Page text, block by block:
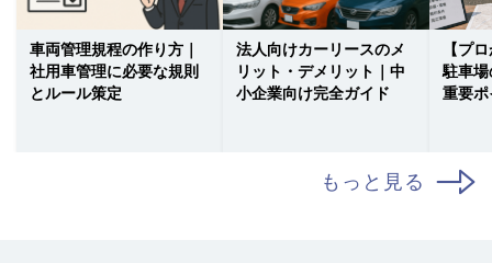
車両管理規程の作り方｜
社用車管理に必要な規則
とルール策定
法人向けカーリースのメ
リット・デメリット｜中
小企業向け完全ガイド
【プ
駐車
重要
もっと見る